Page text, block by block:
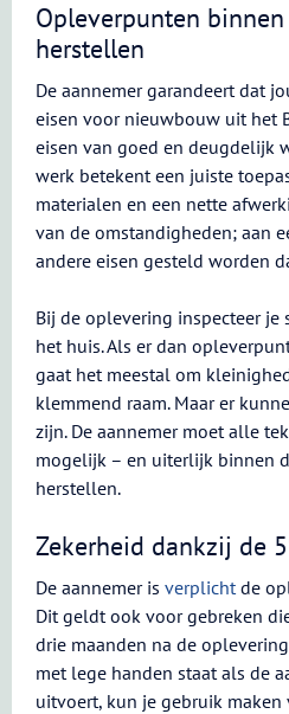
Opleverpunten
herstellen
De aannemer garandeert dat
eisen voor nieuwbouw uit het
eisen van goed en deugdelijk
werk betekent een juiste
materialen en een nette
van de omstandigheden; aan
andere eisen gesteld worden
Bij de oplevering inspecteer je
het huis. Als er dan
gaat het meestal om
klemmend raam. Maar er
zijn. De aannemer moet alle
mogelijk – en uiterlijk binnen
herstellen.
Zekerheid dankzij de
De aannemer is verplichtde
Dit geldt ook voor gebreken
drie maanden na de
met lege handen staat als de
uitvoert, kun je gebruik maken